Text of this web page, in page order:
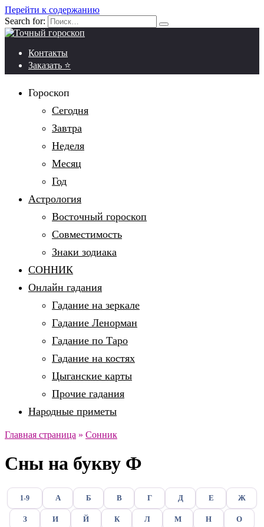
Перейти к содержанию
Search for:
Контакты
Заказать ⭐
Гороскоп
Сегодня
Завтра
Неделя
Месяц
Год
Астрология
Восточный гороскоп
Совместимость
Знаки зодиака
СОННИК
Онлайн гадания
Гадание на зеркале
Гадание Ленорман
Гадание по Таро
Гадание на костях
Цыганские карты
Прочие гадания
Народные приметы
Главная страница » Сонник
Сны на букву Ф
1-9 А Б В Г Д Е Ж
З И Й К Л М Н О